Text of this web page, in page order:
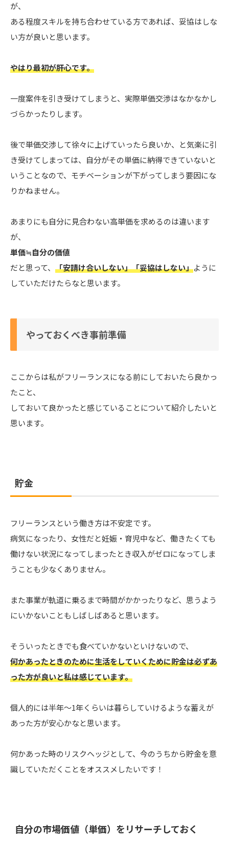
が、
ある程度スキルを持ち合わせている方であれば、妥協はしな
い方が良いと思います。
やはり最初が肝心です。
一度案件を引き受けてしまうと、実際単価交渉はなかなかし
づらかったりします。
後で単価交渉して徐々に上げていったら良いか、と気楽に引
き受けてしまっては、自分がその単価に納得できていないと
いうことなので、モチベーションが下がってしまう要因にな
りかねません。
あまりにも自分に見合わない高単価を求めるのは違います
が、
単価≒自分の価値
だと思って、 「安請け合いしない」「妥協はしない」ように
していただけたらなと思います。
やっておくべき事前準備
ここからは私がフリーランスになる前にしておいたら良かっ
たこと、
しておいて良かったと感じていることについて紹介したいと
思います。
貯金
フリーランスという働き方は不安定です。
病気になったり、女性だと妊娠・育児中など、働きたくても
働けない状況になってしまったとき収入がゼロになってしま
うことも少なくありません。
また事業が軌道に乗るまで時間がかかったりなど、思うよう
にいかないこともしばしばあると思います。
そういったときでも食べていかないといけないので、
何かあったときのために生活をしていくために貯金は必ずあ
った方が良いと私は感じています。
個人的には半年〜1年くらいは暮らしていけるような蓄えが
あった方が安心かなと思います。
何かあった時のリスクヘッジとして、今のうちから貯金を意
識していただくことをオススメしたいです！
自分の市場価値（単価）をリサーチしておく